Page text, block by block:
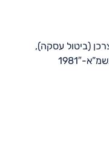
(ביטול עסקה),